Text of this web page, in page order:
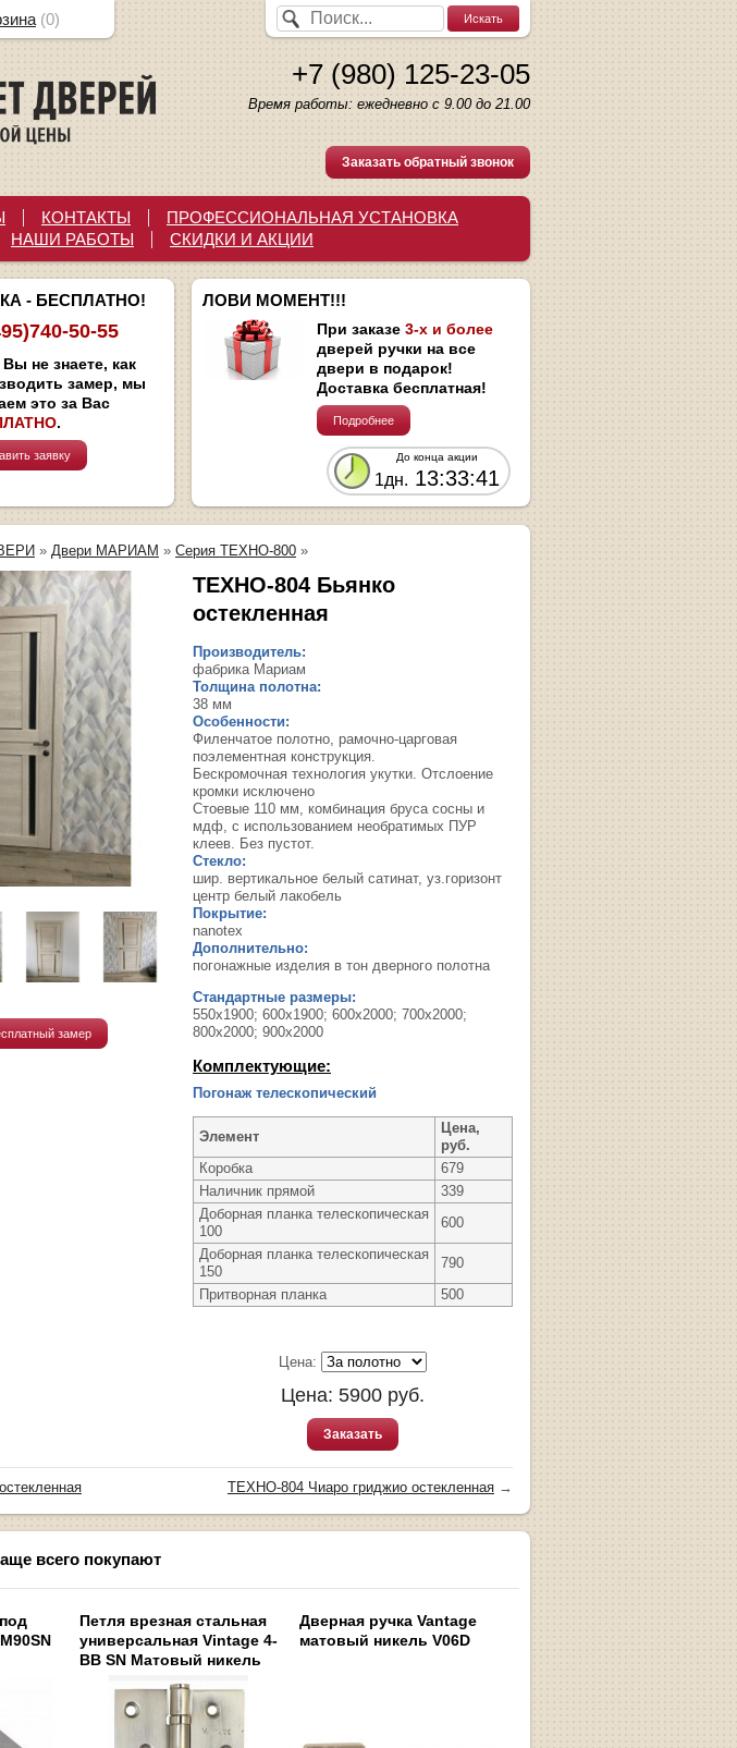
+7 (980) 125-23-05
Время работы: ежедневно с 9.00 до 21.00
Заказать обратный звонок
КОНТАКТЫ
ПРОФЕССИОНАЛЬНАЯ УСТАНОВКА
НАШИ РАБОТЫ СКИДКИ И АКЦИИ
- БЕСПЛАТНО!
50-55
не знаете, как
замер, мы
это за Вас
.
заявку
ЛОВИ МОМЕНТ!!!
При заказе 3-х и более
дверей ручки на все
двери в подарок!
Доставка бесплатная!
Подробнее
До конца акции
1дн. 13:33:40
» Двери МАРИАМ » Серия ТЕХНО-800 »
замер
ТЕХНО-804 Бьянко
остекленная
Производитель:
фабрика Мариам
Толщина полотна:
38 мм
Особенности:
Филенчатое полотно, рамочно-царговая
поэлементная конструкция.
Бескромочная технология укутки. Отслоение
кромки исключено
Стоевые 110 мм, комбинация бруса сосны и
мдф, с использованием необратимых ПУР
клеев. Без пустот.
Стекло:
шир. вертикальное белый сатинат, уз.горизонт
центр белый лакобель
Покрытие:
nanotex
Дополнительно:
погонажные изделия в тон дверного полотна
Стандартные размеры:
550х1900; 600х1900; 600х2000; 700х2000;
800х2000; 900х2000
Комплектующие:
Погонаж телескопический
Элемент
Цена,
руб.
Коробка
679
Наличник прямой
339
Доборная планка телескопическая
100
600
Доборная планка телескопическая
150
790
Притворная планка
500
Цена:
Цена: 5900 руб.
Заказать
ТЕХНО-804 Чиаро гриджио остекленная →
всего покупают
Петля врезная стальная
универсальная Vintage 4-
BB SN Матовый никель
Дверная ручка Vantage
матовый никель V06D
(0)